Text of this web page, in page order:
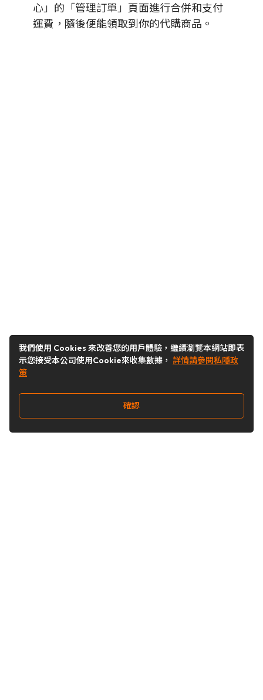
心」的「管理訂單」頁面進行合併和支付
運費，隨後便能領取到你的代購商品。
我們使用 Cookies 來改善您的用戶體驗，繼續瀏覽本網站即表
示您接受本公司使用Cookie來收集數據， 詳情請參閱私隱政
策
確認